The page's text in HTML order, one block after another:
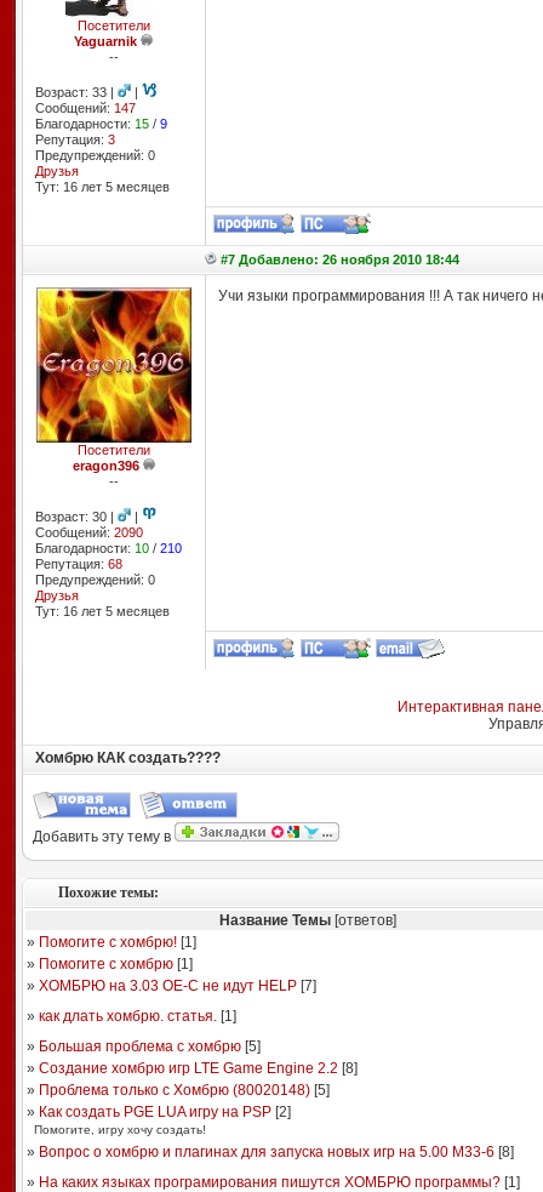
Посетители
Yaguarnik
--
Возраст: 33 |
|
Сообщений: 147
Благодарности: 15/ 9
Репутация: 3
Предупреждений: 0
Друзья
Тут: 16 лет 5 месяцев
#7 Добавлено: 26 ноября 2010 18:44
Посетители
eragon396
--
Возраст: 30 |
|
Сообщений: 2090
Благодарности: 10/ 210
Репутация: 68
Предупреждений: 0
Друзья
Тут: 16 лет 5 месяцев
Учи языки программирования !!! А так ничего
Интерактивная
Хомбрю КАК создать????
Добавить эту тему в
Похожие темы:
Название Темы [ответов]
» Помогите с хомбрю![1]
» Помогите с хомбрю[1]
» ХОМБРЮ на 3.03 ОЕ-С не идут HELP[7]
» как длать хомбрю. статья.[1]
» Большая проблема с хомбрю[5]
» Создание хомбрю игр LTE Game Engine 2.2 [8]
» Проблема только с Хомбрю (80020148)[5]
» Как создать PGE LUA игру на PSP[2]
Помогите, игру хочу создать!
» Вопрос о хомбрю и плагинах для запуска новых игр на 5.00 М33-6 [8]
» На каких языках програмирования пишутся ХОМБРЮ программы?[1]